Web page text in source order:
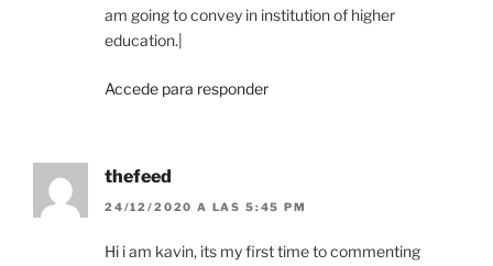
am going to convey in institution of higher
education.|
Accede para responder
thefeed
24/12/2020 A LAS 5:45 PM
Hi i am kavin, its my first time to commenting